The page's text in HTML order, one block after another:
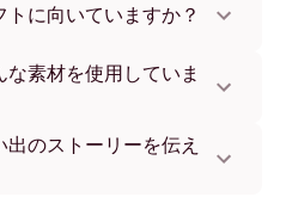
ストーリーに合わせて仕上げ
ます。
トに向いていますか？
ックはギフトに最適です。誕
、大切な方への心のこもった
な素材を使用していま
高品質な素材で仕上げていま
な質感の紙を使用し、反射を
マット加工のハードカバーで
のストーリーを伝え